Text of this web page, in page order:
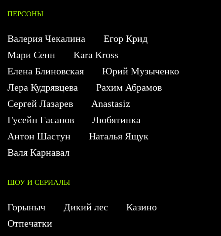
ПЕРСОНЫ
Валерия Чекалина
Егор Крид
Мари Сенн
Kara Kross
Елена Блиновская
Юрий Музыченко
Лера Кудрявцева
Рахим Абрамов
Сергей Лазарев
Anastasiz
Гусейн Гасанов
Любятинка
Антон Шастун
Наталья Ящук
Валя Карнавал
ШОУ И СЕРИАЛЫ
Горыныч Дикий лес
Казино
Отпечатки